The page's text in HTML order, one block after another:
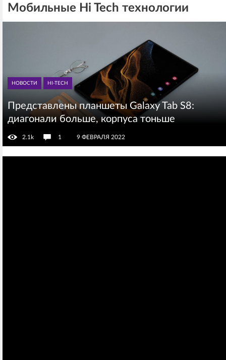
Мобильные Hi Tech технологии
НОВОСТИ HI-TECH
Представлены планшеты Galaxy Tab S8:
диагонали больше, корпуса тоньше
2.1k 1 9 ФЕВРАЛЯ 2022